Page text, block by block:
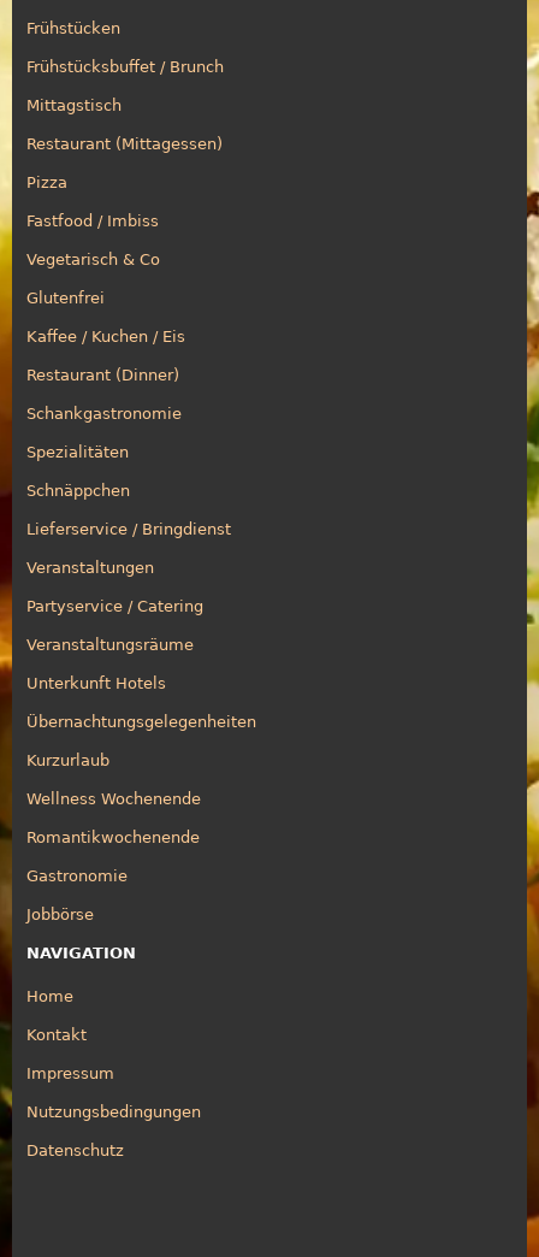
Frühstücken
Frühstücksbuffet / Brunch
Mittagstisch
Restaurant (Mittagessen)
Pizza
Fastfood / Imbiss
Vegetarisch & Co
Glutenfrei
Kaffee / Kuchen / Eis
Restaurant (Dinner)
Schankgastronomie
Spezialitäten
Schnäppchen
Lieferservice / Bringdienst
Veranstaltungen
Partyservice / Catering
Veranstaltungsräume
Unterkunft Hotels
Übernachtungsgelegenheiten
Kurzurlaub
Wellness Wochenende
Romantikwochenende
Gastronomie
Jobbörse
NAVIGATION
Home
Kontakt
Impressum
Nutzungsbedingungen
Datenschutz